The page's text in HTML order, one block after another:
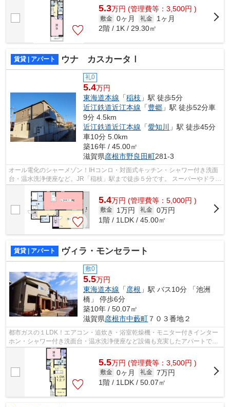
5.3万円 (管理費等：3,500円 )
敷金 0ヶ月 礼金
1ヶ月
2階 / 1K / 29.30㎡
賃貸 | アパート ウナ カスカータⅠ
礼0
5.4万円
東海道本線 「稲枝 」駅 徒歩5分
近江鉄道近江本線 「豊郷 」駅 徒歩52分車
9分 4.5km
近江鉄道近江本線 「愛知川
」駅 徒歩45分
車10分 5.0km
築16年 / 45.00㎡
滋賀県彦根市野良田町281-3
オール電化のシャーメゾン！IHコンロ・対面式キッチン・シャワー付き洗面
台・温水洗浄便座など。JR「稲枝」駅まで徒歩５分です。 スーパーやドラッ
5.4万円 (管理費等：5,000円 )
敷金 1万円 礼金 0万円
1階 / 1LDK / 45.00㎡
賃貸 | アパート ヴィラ・モンセラート
敷0
5.5万円
東海道本線 「彦根 」駅 バス10分 「池洲
橋」 停歩6分
築10年 / 50.07㎡
滋賀県彦根市中藪町 ７０３番地２
都市ガスの１LDK！エアコン・追炊き・浴室乾燥機・モニター付きインター
ホン・シャワー付き洗面台・温水洗浄便座など設備も充実したアパートです♪
サンルームがあるので花粉などが気に...
5.5万円 (管理費等：3,500円 )
敷金 0ヶ月 礼金 7万円
1階 / 1LDK / 50.07㎡